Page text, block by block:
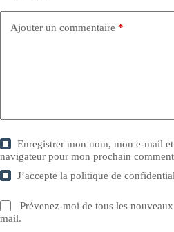
Ajouter un commentaire *
Enregistrer mon nom, mon e-mail
navigateur pour mon prochain
J’accepte lapolitique de
Prévenez-moi de tous les
mail.